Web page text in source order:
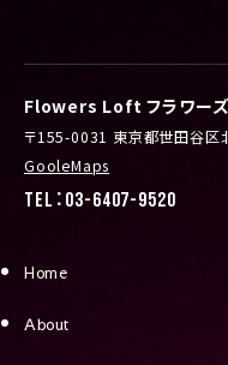
Flowers Loft フラワーズ
〒155-0031 東京都世田谷区
GooleMaps
TEL：03-6407-9520
Home
About